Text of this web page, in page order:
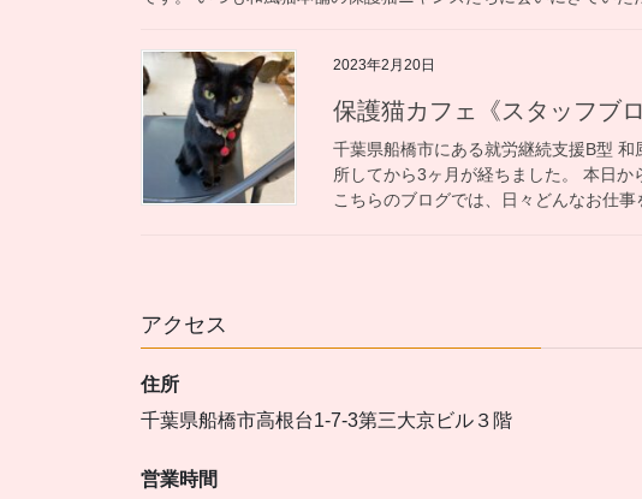
2023年2月20日
保護猫カフェ《スタッフブロ
千葉県船橋市にある就労継続支援B型
所してから3ヶ月が経ちました。 本日
こちらのブログでは、日々どんなお仕
アクセス
住所
千葉県船橋市高根台1-7-3第三大京ビル３階
営業時間